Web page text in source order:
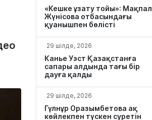
«Кешке ұзату тойы»: Мақпал
Жүнісова отбасындағы
қуанышпен бөлісті
29 шілде, 2026
Канье Уэст Қазақстанға
сапары алдында тағы бір
дауға қалды
29 шілде, 2026
Гүлнұр Оразымбетова ақ
көйлекпен түскен суретін